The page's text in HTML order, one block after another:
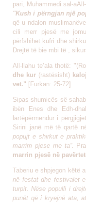
pari, Muhammedi sal-
"Kush i përngjan një
që u ndalon
cili merr pjesë me
përfshihet kufri dhe
Drejtë të bie mbi të ,
All-llahu te’ala thotë: "
dhe kur (rastësisht)
vet." [Furkan: 25-72]
Sipas shumicës së
ibën Enes dhe Edh-
lartëpërmendur i
Sirini janë më të qartë
popujt e shirkut e
marrim pjese me ta”.
marrin pjesë në
Taberiu e shpjegon këtë
në festat dhe festivalet
turpit. Nëse populli i
punët që i kryejnë ata,